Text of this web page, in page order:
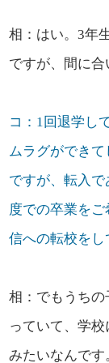
相：はい。3年
ですが、間に合
コ：1回退学し
ムラグができ
ですが、転入
度での卒業を
信への転校をし
相：でもうち
っていて、学
みたいなんで